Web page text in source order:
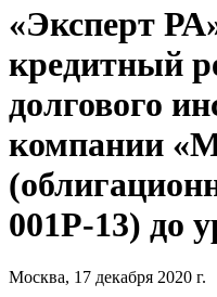
«Эксперт
кредитный
долгового
компании
001P-13) до
Москва, 17 декабря 2020 г.